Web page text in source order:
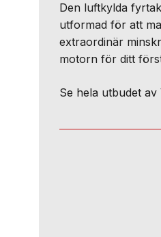
Den luftkylda
utformad för att
extraordinär
motorn för ditt
Se hela utbudet av